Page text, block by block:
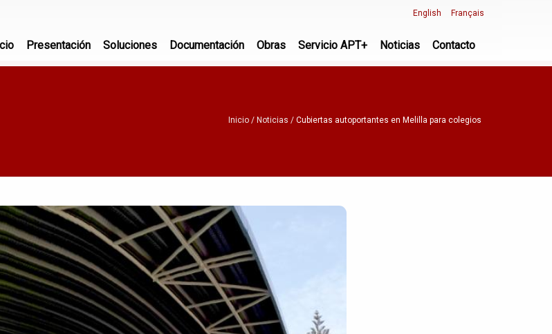
English Français
Presentación Soluciones Documentación Obras Servicio APT+ Noticias Contacto
Inicio Noticias Cubiertas autoportantes en Melilla para colegios